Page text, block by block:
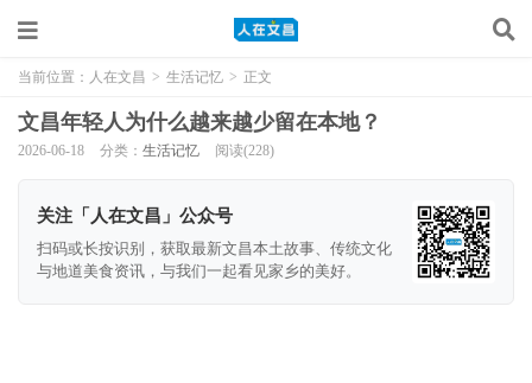
当前位置： 人在文昌 > 生活记忆 > 正文
文昌年轻人为什么越来越少留在本地？
2026-06-18 分类： 生活记忆 阅读(228)
关注「人在文昌」公众号
扫码或长按识别，获取最新文昌本土故事、传统文化
与地道美食资讯，与我们一起看见家乡的美好。